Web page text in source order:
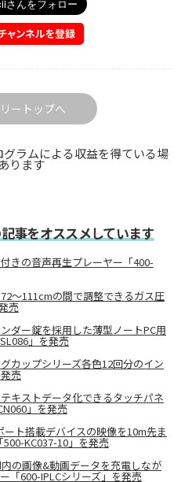
ートップへ
ラムによる収益を得ている場
ります
事をオススメしています
きの音声再生プレーヤー「400-
～111cmの間で調整できるガス圧
売
ダー錠を採用した薄型ノートPC用
」を発売
カップシリーズ各色12回分のイン
売
キストデータ化できるタッチパネ
」を発売
ト搭載デバイスの映像を10m先ま
KC037-10」を発売
の画像&動画データを充電しなが
「600-IPLCシリーズ」を発売